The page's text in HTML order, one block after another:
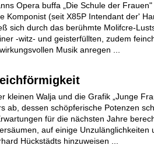
Opera buffa „Die Schule der
Komponist (seit X85P Intendant der'
sich durch das berühmte Molifcre-
-witz- und geisterfüllten, zudem
Musik anregen ...
kleinen Walja und die Grafik „Junge
ab, dessen schöpferische Potenzen
für die nächsten Jahre
auf einige Unzulänglichkeiten
Hückstädts hinzuweisen ...